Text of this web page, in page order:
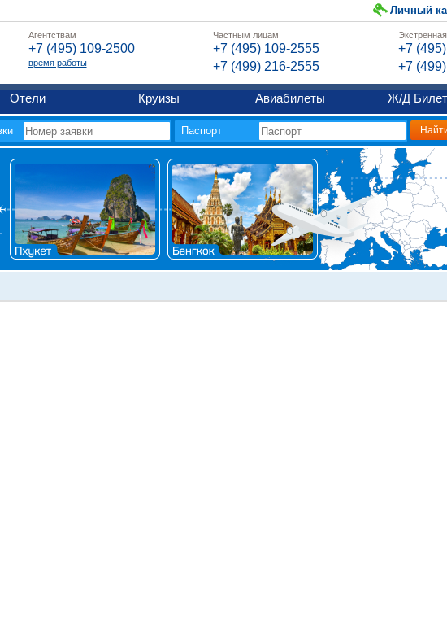
Личный
Агентствам
+7 (495) 109-2500
время работы
Частным лицам
+7 (495) 109-2555
+7 (499) 216-2555
+7
+7
Отели Круизы Авиабилеты Ж/Д
Паспорт